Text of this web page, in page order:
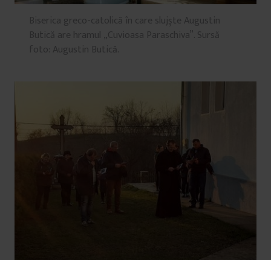
Biserica greco-catolică în care slujște Augustin
Butică are hramul „Cuvioasa Paraschiva”. Sursă
foto: Augustin Butică.